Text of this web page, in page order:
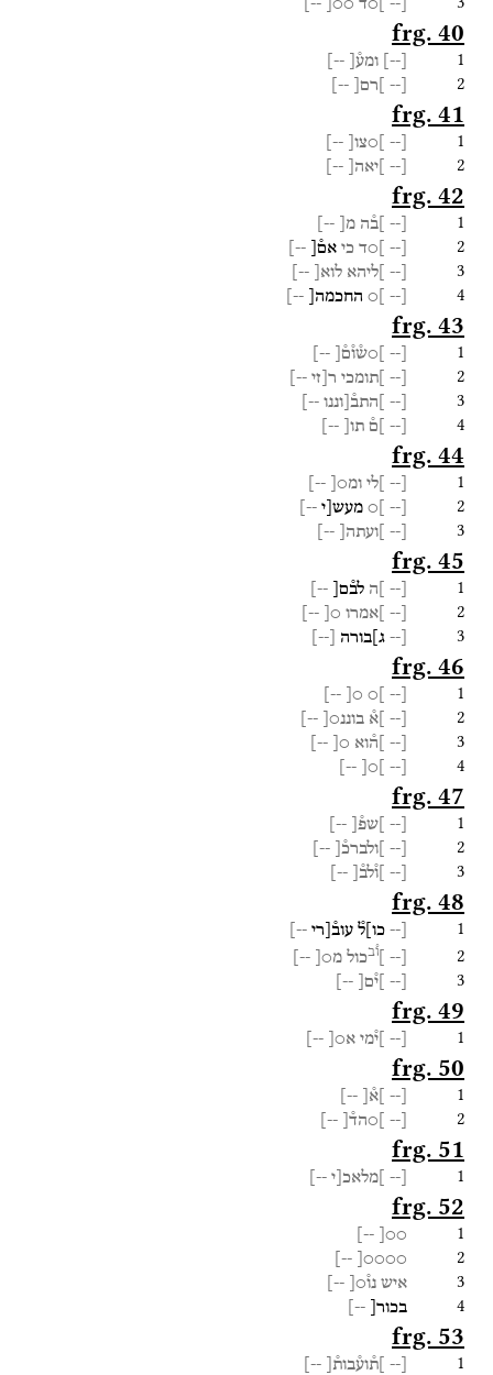
[-- ]○ד ○○[
--]
frg. 40
1
-- ומע֯[ --]
2
[-- ]רם[ --]
frg. 41
1
[-- ]○צו[ --]
2
[-- ]יאה[ --]
frg. 42
1
[-- ]ב֯ה מ[ --]
2
[-- ]○ד כי אם֯[ --]
3
[-- ]ליהא לוא[ --]
4
[--
]○ החכמה[ --]
frg. 43
1
[-- ]○ש֯ו֯ם֯[ --]
2
[-- ]תומכי ר[זי --]
3
[-- ]התב֯[וננו --]
4
[-- ]ם֯ תו[ --]
frg. 44
1
[-- ]לי ומ○[ --]
2
[--
]○ מעש[י --]
3
[-- ]ועתה[ --]
frg. 45
1
[-- ]ה לב֯ם[ --]
2
[-- ]אמרו ○[
--]
3
[-- ג]בורה --
frg. 46
1
[--
]○
○[
--]
2
[-- ]א֯ בוננ○[ --]
3
[-- ]ה֯וא ○[
--]
4
[--
]○[
--]
frg. 47
1
[-- ]שפ֯[ --]
2
[-- ]ולברכ֯[ --]
3
[-- ]ו֯לב֯[ --]
frg. 48
1
[-- כו]ל֯ עוב֯[רי --]
2
[-- ו֯בכול מ○[ --]
3
[-- ]י֯ם[ --]
frg. 49
1
[-- ]י֯מי א○[ --]
frg. 50
1
[-- ]א֯[ --]
2
[-- ]○הד֯[ --]
frg. 51
1
[-- ]מלאכ[י --]
frg. 52
1
○○[
--]
2
○○○○[
--]
3 איש נו֯○[ --]
4 בכור[ --]
frg. 53
1
[-- ]ת֯וע֯בות֯[ --]